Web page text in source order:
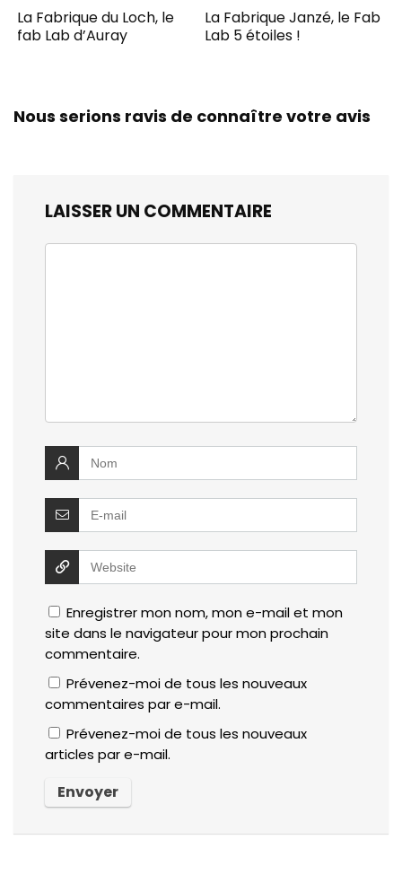
La Fabrique du Loch, le
fab Lab d’Auray
La Fabrique Janzé, le Fab
Lab 5 étoiles !
Nous serions ravis de connaître votre avis
LAISSER UN COMMENTAIRE
Enregistrer mon nom, mon e-mail et mon
site dans le navigateur pour mon prochain
commentaire.
Prévenez-moi de tous les nouveaux
commentaires par e-mail.
Prévenez-moi de tous les nouveaux
articles par e-mail.